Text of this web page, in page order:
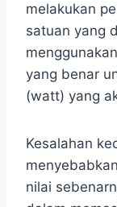
melakukan
satuan yang
yang benar
(watt) yang
Kesalahan
nilai